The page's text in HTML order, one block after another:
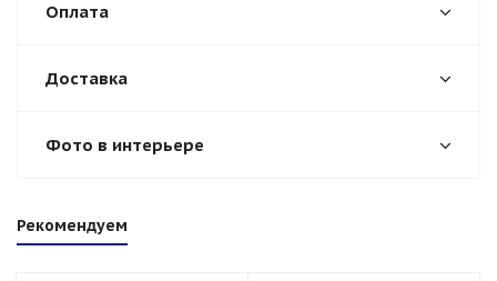
Оплата
Доставка
Фото в интерьере
Рекомендуем